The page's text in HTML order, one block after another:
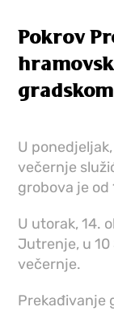
Pokrov
U
večernje
grobova je od
U utorak, 14.
Jutrenje, u 10
večernje.
Prekađivanje